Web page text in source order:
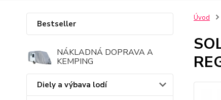
Bestseller
NÁKLADNÁ DOPRAVA A
KEMPING
Diely a výbava lodí
Úvod